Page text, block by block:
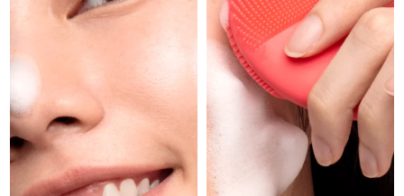
FAQ™護膚品
All FAQ™ skincare
FAQ™產品
All anti-aging treatments
FAQ™護膚品
All FAQ™ skincare
FAQ™產品
All LED treatments
FAQ™產品
All hair treatments
FAQ™ skincare
All FAQ™ skincare
FAQ™ products
All toning treatments
脫毛
PEACH™ 2 Pro Max
Professional IPL hair removal device
PEACH™ 2
IPL hair removal
身體護理
BEAR™ 2 body
Microcurrent body toning
LUNA™ 4 body
Massaging body brush
痘肌護理
ESPADA™ 2 plus
Recurring acne LED therapy
眼部護理
BEAR™ 2 eyes & lips
Microcurrent line smoothing device
法國 預計送達日期 8/8/26
預計送達日期8/12/26
德國 預計送達日期 8/8/26
直布羅陀 預計送達日期 8/12/26
希臘 預計送達日期 8/8/26